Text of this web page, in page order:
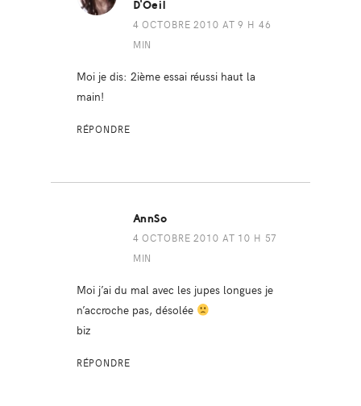
D'Oeil
4 OCTOBRE 2010 AT 9 H 46
MIN
Moi je dis: 2ième essai réussi haut la
main!
RÉPONDRE
AnnSo
4 OCTOBRE 2010 AT 10 H 57
MIN
Moi j’ai du mal avec les jupes longues je
n’accroche pas, désolée
biz
RÉPONDRE